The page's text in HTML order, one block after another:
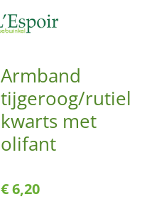
Armband
tijgeroog/rutiel
kwarts met
olifant
€ 6,20